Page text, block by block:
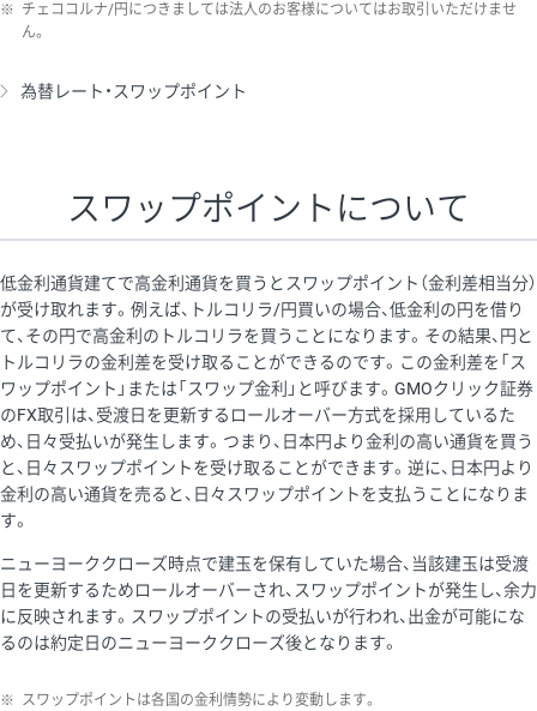
※ チェココルナ/円につきましては法人のお客様についてはお取引いただけませ
ん。
為替レート・スワップポイント
スワップポイントについて
低金利通貨建てで高金利通貨を買うとスワップポイント（金利差相当分）
が受け取れます。例えば、トルコリラ/円買いの場合、低金利の円を借り
て、その円で高金利のトルコリラを買うことになります。その結果、円と
トルコリラの金利差を受け取ることができるのです。この金利差を「ス
ワップポイント」または「スワップ金利」と呼びます。GMOクリック証券
のFX取引は、受渡日を更新するロールオーバー方式を採用しているた
め、日々受払いが発生します。つまり、日本円より金利の高い通貨を買う
と、日々スワップポイントを受け取ることができます。逆に、日本円より
金利の高い通貨を売ると、日々スワップポイントを支払うことになりま
す。
ニューヨーククローズ時点で建玉を保有していた場合、当該建玉は受渡
日を更新するためロールオーバーされ、スワップポイントが発生し、余力
に反映されます。スワップポイントの受払いが行われ、出金が可能にな
るのは約定日のニューヨーククローズ後となります。
※ スワップポイントは各国の金利情勢により変動します。